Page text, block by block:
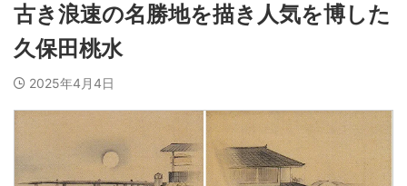
古き浪速の名勝地を描き人気を博した
久保田桃水
2025年4月4日